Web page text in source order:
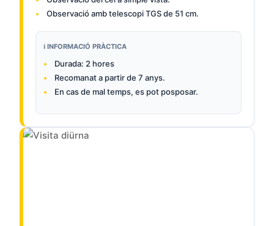
Observació amb telescopi TGS de 51 cm.
ℹ️ INFORMACIÓ PRÀCTICA
Durada: 2 hores
Recomanat a partir de 7 anys.
En cas de mal temps, es pot posposar.